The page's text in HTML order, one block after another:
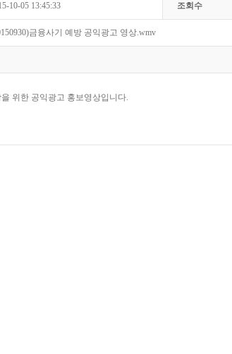
10-05 13:45:33 조회수
금융사기 예방 공익광고 영상.wmv
위한 공익광고 홍보영상입니다.